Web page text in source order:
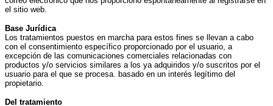
el sitio web.
Base Jurídica
Los tratamientos puestos en marcha para estos fines se llevan a cabo
con el consentimiento específico proporcionado por el usuario, a
excepción de las comunicaciones comerciales relacionadas con
productos y/o servicios similares a los ya adquiridos y/o suscritos por el
usuario para el que se procesa. basado en un interés legítimo del
propietario.
Del tratamiento